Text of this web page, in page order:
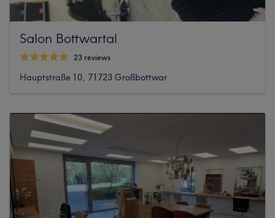
Salon Bottwartal
23 reviews
Hauptstraße 10, 71723 Großbottwar